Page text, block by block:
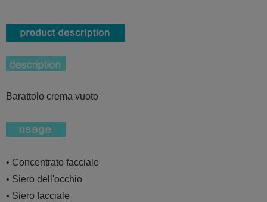
Barattolo crema vuoto
• Concentrato facciale
• Siero dell'occhio
• Siero facciale